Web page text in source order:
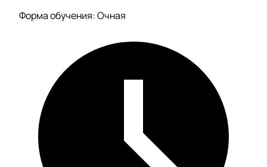
Форма обучения: Очная